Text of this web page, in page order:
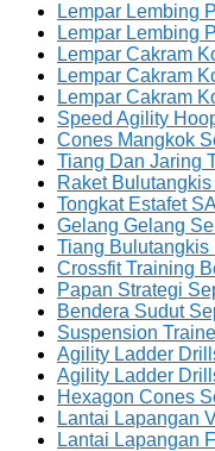
Lempar Lembing
Lempar Lembing
Lempar Cakram
Lempar Cakram
Lempar Cakram
Speed Agility
Cones Mangkok
Tiang Dan Jaring
Raket
Tongkat Estafet
Gelang Gelang
Tiang
Crossfit Training
Papan Strategi
Bendera Sudut
Suspension
Agility Ladder
Agility Ladder
Hexagon Cones
Lantai Lapangan
Lantai Lapangan